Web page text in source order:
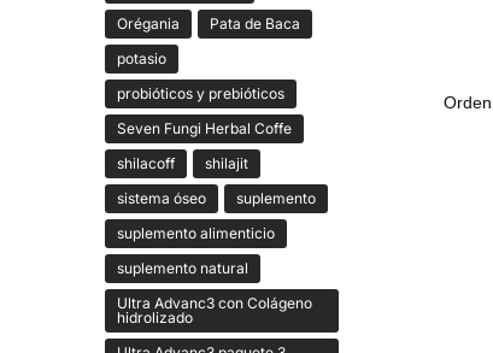
Orégania
Pata de Baca
potasio
probióticos y prebióticos
Seven Fungi Herbal Coffe
shilacoff
shilajit
sistema óseo
suplemento
suplemento alimenticio
suplemento natural
Ultra Advanc3 con Colágeno
hidrolizado